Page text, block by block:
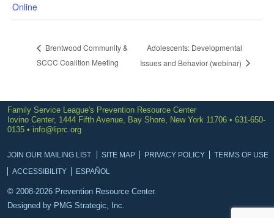
Online
Brentwood Community &
SCCC Coalition Meeting
Adolescents: Developmental
Issues and Behavior (webinar)
Family Service League's Prevention Resource Center
Iovino Center, 1444 Fifth Avenue, Bay Shore, New York 11706 • 631-650-
0135 • info@liprc.org
JOIN OUR MAILING LIST SITE MAP PRIVACY POLICY
TERMS OF USE
ACCESSIBILITY
ESPAÑOL
© 2008-2026 Prevention Resource Center.
Designed by PMG Strategic, Inc.